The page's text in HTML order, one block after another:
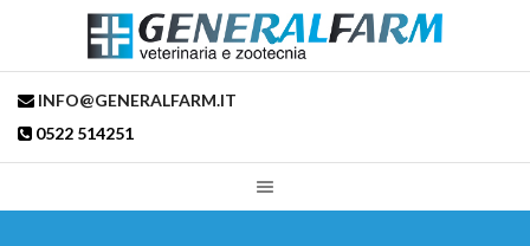
INFO@GENERALFARM.IT
0522 514251